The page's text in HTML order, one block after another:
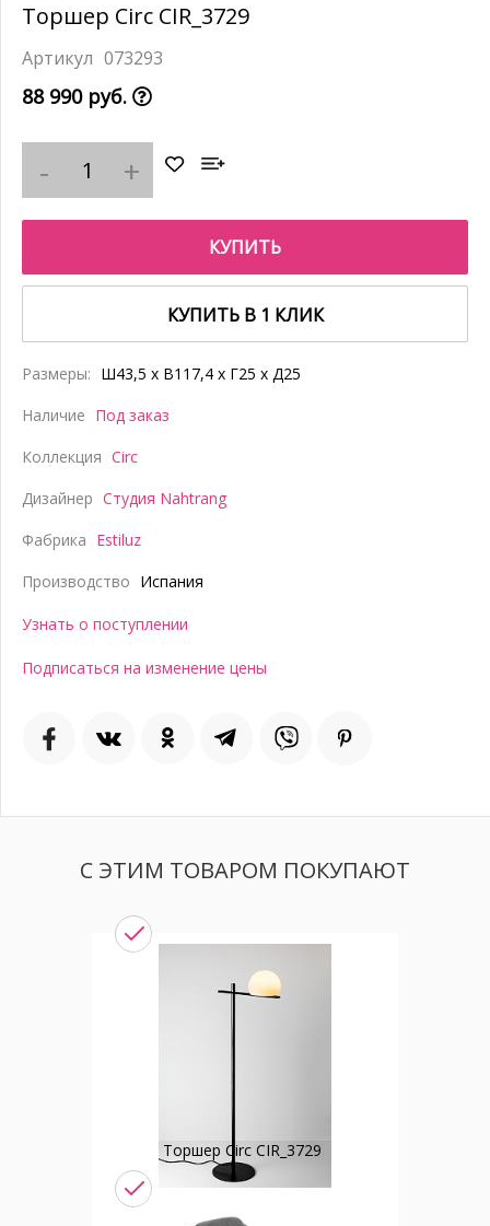
Торшер Circ CIR_3729
073293
88 990 руб.
КУПИТЬ
КУПИТЬ В 1 КЛИК
Размеры: Ш43,5 x В117,4 x Г25 x Д25
Наличие Под заказ
Коллекция Circ
Дизайнер Студия Nahtrang
Фабрика Estiluz
Производство Испания
Узнать о поступлении
Подписаться на изменение цены
С ЭТИМ ТОВАРОМ ПОКУПАЮТ
Торшер Circ CIR_3729